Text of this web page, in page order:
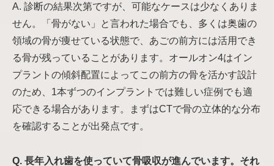
A. 診断の結果次第ですが、可能なケースは少なくありま
せん。「骨がない」と言われた場合でも、多くは奥歯の
領域の骨が痩せている状態で、あごの前方には活用でき
る骨が残っていることがあります。オールオン4はイン
プラントの傾斜配置によってこの前方の骨を活かす設計
のため、1本ずつのインプラントでは難しい症例でも適
応できる場合があります。まずはCTで骨の立体的な分布
を確認することが出発点です。
Q. 長年入れ歯を使っていて骨吸収が進んでいます。それ